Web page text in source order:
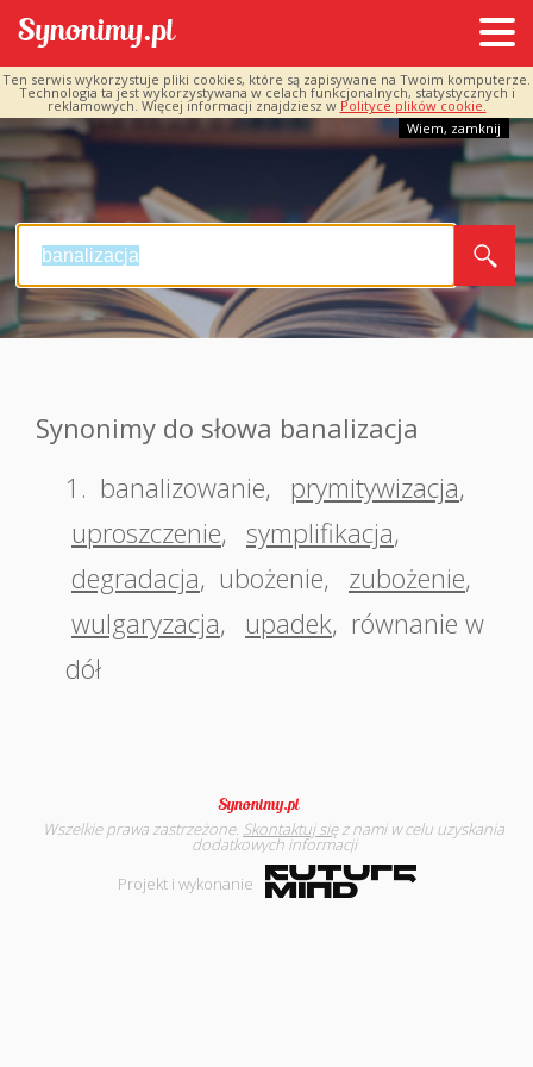
Ten serwis wykorzystuje pliki cookies, które są zapisywane na Twoim komputerze.
Technologia ta jest wykorzystywana w celach funkcjonalnych, statystycznych i
reklamowych. Więcej informacji znajdziesz w Polityce plików cookie.
Wiem, zamknij
Synonimy do słowa banalizacja
1. banalizowanie, prymitywizacja,
uproszczenie, symplifikacja,
degradacja, ubożenie, zubożenie,
wulgaryzacja, upadek, równanie w
dół
Wszelkie prawa zastrzeżone. Skontaktuj sięz nami w celu uzyskania
dodatkowych informacji
Projekt i wykonanie